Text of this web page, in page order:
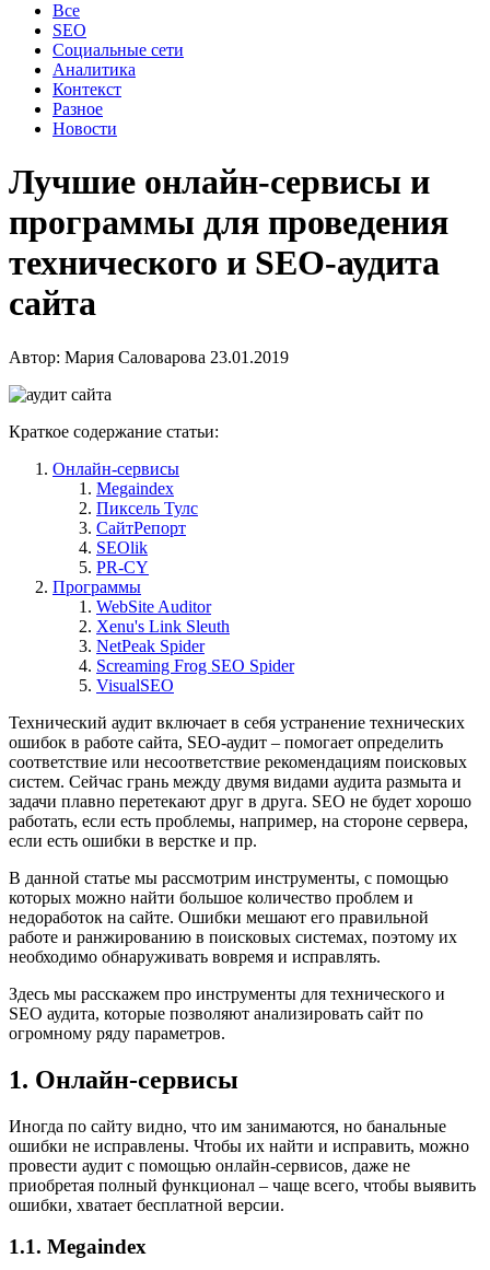
Все
SEO
Социальные сети
Аналитика
Контекст
Разное
Новости
Лучшие онлайн-сервисы и
программы для проведения
технического и SEO-аудита
сайта
Автор: Мария Саловарова 23.01.2019
Краткое содержание статьи:
Онлайн-сервисы
Megaindex
Пиксель Тулс
СайтРепорт
SEOlik
PR-CY
Программы
WebSite Auditor
Xenu's Link Sleuth
NetPeak Spider
Screaming Frog SEO Spider
VisualSEO
Технический аудит включает в себя устранение технических
ошибок в работе сайта, SEO-аудит – помогает определить
соответствие или несоответствие рекомендациям поисковых
систем. Сейчас грань между двумя видами аудита размыта и
задачи плавно перетекают друг в друга. SEO не будет хорошо
работать, если есть проблемы, например, на стороне сервера,
если есть ошибки в верстке и пр.
В данной статье мы рассмотрим инструменты, с помощью
которых можно найти большое количество проблем и
недоработок на сайте. Ошибки мешают его правильной
работе и ранжированию в поисковых системах, поэтому их
необходимо обнаруживать вовремя и исправлять.
Здесь мы расскажем про инструменты для технического и
SEO аудита, которые позволяют анализировать сайт по
огромному ряду параметров.
1. Онлайн-сервисы
Иногда по сайту видно, что им занимаются, но банальные
ошибки не исправлены. Чтобы их найти и исправить, можно
провести аудит с помощью онлайн-сервисов, даже не
приобретая полный функционал – чаще всего, чтобы выявить
ошибки, хватает бесплатной версии.
1.1. Megaindex